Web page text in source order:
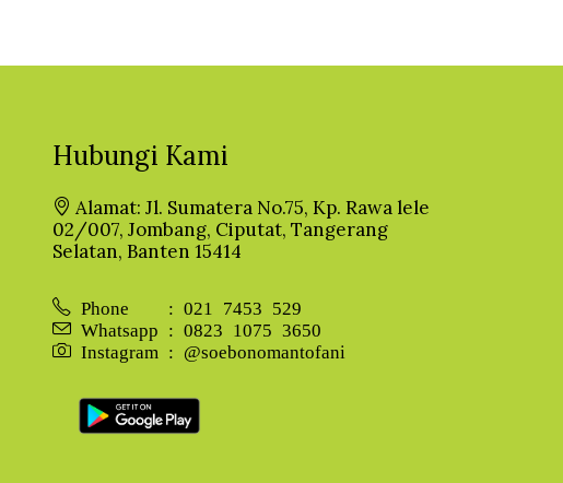
Hubungi Kami
Alamat: Jl. Sumatera No.75, Kp. Rawa lele
02/007, Jombang, Ciputat, Tangerang
Selatan, Banten 15414
Phone : 021 7453 529
Whatsapp : 0823 1075 3650
Instagram : @soebonomantofani